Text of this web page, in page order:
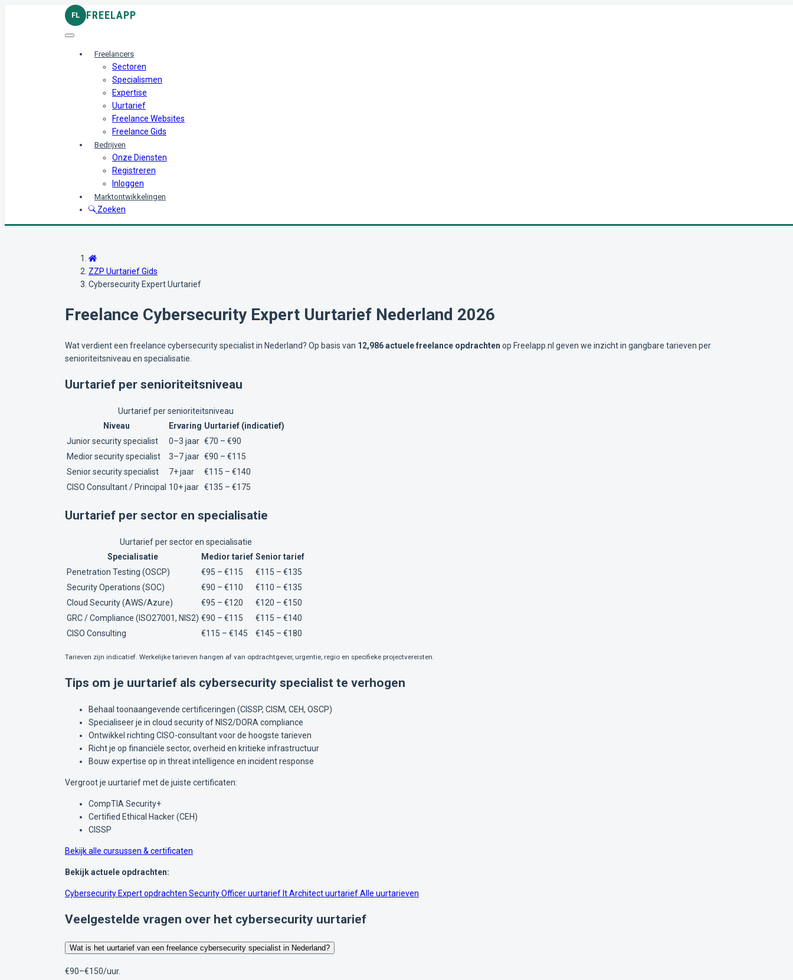
FL FREELAPP
Freelancers
Sectoren
Specialismen
Expertise
Uurtarief
Freelance Websites
Freelance Gids
Bedrijven
Onze Diensten
Registreren
Inloggen
Marktontwikkelingen
Zoeken
ZZP Uurtarief Gids
Cybersecurity Expert Uurtarief
Freelance Cybersecurity Expert Uurtarief Nederland 2026
Wat verdient een freelance cybersecurity specialist in Nederland? Op basis van 12,986 actuele freelance opdrachten op Freelapp.nl geven we inzicht in gangbare tarieven per
senioriteitsniveau en specialisatie.
Uurtarief per senioriteitsniveau
Uurtarief per senioriteitsniveau
Niveau
Ervaring Uurtarief (indicatief)
Junior security specialist
0–3 jaar €70 – €90
Medior security specialist
3–7 jaar €90 – €115
Senior security specialist
7+ jaar
€115 – €140
CISO Consultant / Principal 10+ jaar €135 – €175
Uurtarief per sector en specialisatie
Uurtarief per sector en specialisatie
Specialisatie
Medior tarief Senior tarief
Penetration Testing (OSCP)
€95 – €115
€115 – €135
Security Operations (SOC)
€90 – €110
€110 – €135
Cloud Security (AWS/Azure)
€95 – €120
€120 – €150
GRC / Compliance (ISO27001, NIS2) €90 – €115
€115 – €140
CISO Consulting
€115 – €145 €145 – €180
Tarieven zijn indicatief. Werkelijke tarieven hangen af van opdrachtgever, urgentie, regio en specifieke projectvereisten.
Tips om je uurtarief als cybersecurity specialist te verhogen
Behaal toonaangevende certificeringen (CISSP, CISM, CEH, OSCP)
Specialiseer je in cloud security of NIS2/DORA compliance
Ontwikkel richting CISO-consultant voor de hoogste tarieven
Richt je op financiële sector, overheid en kritieke infrastructuur
Bouw expertise op in threat intelligence en incident response
Vergroot je uurtarief met de juiste certificaten:
CompTIA Security+
Certified Ethical Hacker (CEH)
CISSP
Bekijk alle cursussen & certificaten
Bekijk actuele opdrachten:
Cybersecurity Expert opdrachten Security Officer uurtarief It Architect uurtariefAlle uurtarieven
Veelgestelde vragen over het cybersecurity uurtarief
Wat is het uurtarief van een freelance cybersecurity specialist in Nederland?
€90–€150/uur.